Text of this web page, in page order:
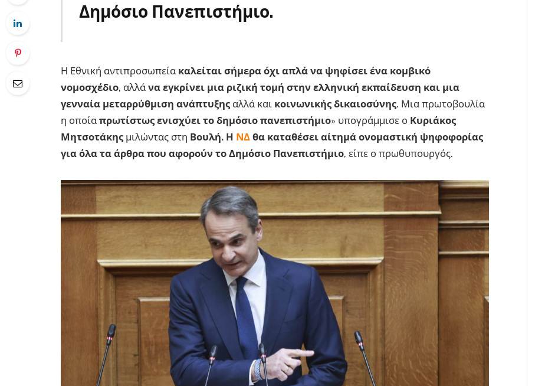
Δημόσιο Πανεπιστήμιο.
Η Εθνική αντιπροσωπεία καλείται σήμερα όχι απλά να ψηφίσει ένα κομβικό
νομοσχέδιο, αλλά να εγκρίνει μια ριζική τομή στην ελληνική εκπαίδευση και μια
γενναία μεταρρύθμιση ανάπτυξης αλλά και κοινωνικής δικαιοσύνης. Μια πρωτοβουλία
η οποία πρωτίστως ενισχύει το δημόσιο πανεπιστήμιο» υπογράμμισε ο Κυριάκος
Μητσοτάκης μιλώντας στη Βουλή. Η ΝΔ θα καταθέσει αίτημά ονομαστική ψηφοφορίας
για όλα τα άρθρα που αφορούν το Δημόσιο Πανεπιστήμιο, είπε ο πρωθυπουργός.